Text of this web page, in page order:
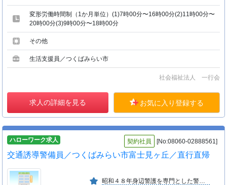
変形労働時間制（1か月単位）(1)7時00分〜16時00分(2)11時00分〜
20時00分(3)9時00分〜18時00分
その他
生活支援員／つくばみらい市
社会福祉法人 一行会
求人の詳細を見る お気に入り登録する
ハローワーク求人 契約社員 [No:08060-02888561]
交通誘導警備員／つくばみらい市富士見ヶ丘／直行直帰
昭和４８年身辺警護を専門とした警備会社として設立。国の機関や有名ホテル、大使館・ＶＩＰ邸宅への実績多数。スタッフ一人ひとりに合った訓練・指導を行い、関東エリア業務拡大中の会社です。